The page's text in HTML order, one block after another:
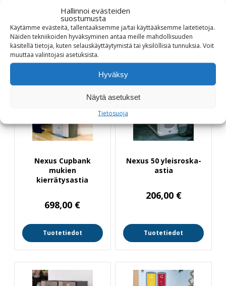
Hallinnoi evästeiden
suostumusta
Käytämme evästeitä, tallentaaksemme ja/tai käyttääksemme laitetietoja.
Näiden tekniikoiden hyväksyminen antaa meille mahdollisuuden
käsitellä tietoja, kuten selauskäyttäytymistä tai yksilöllisiä tunnuksia. Voit
muuttaa valintojasi asetuksista.
Hyväksy
Näytä asetukset
Tietosuoja
Katso myös
Nexus Cupbank
mukien
kierrätysastia
698,00 €
Tuotetiedot
Nexus 50 yleisroska-
astia
206,00 €
Tuotetiedot